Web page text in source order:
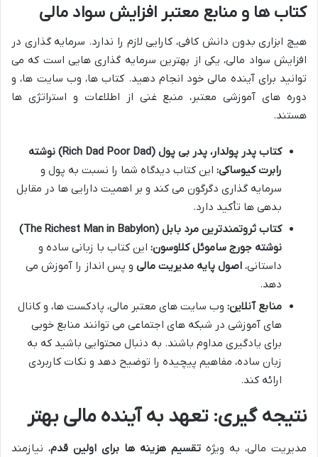
کتاب ها و منابع معتبر افزایش سواد مالی
هیچ ابزاری بدون دانش کافی، کارایی لازم را ندارد. سرمایه گذاری در
افزایش سواد مالی، یکی از بهترین سرمایه گذاری هایی است که می
توانید برای آینده مالی خود انجام دهید. کتاب ها، وب سایت ها، و
دوره های آموزشی معتبر، منبع غنی از اطلاعات و استراتژی ها
هستند.
کتاب پدر پولدار، پدر بی پول (Rich Dad Poor Dad) نوشته
رابرت کیوساکی: این کتاب دیدگاه شما را نسبت به پول و
سرمایه گذاری دگرگون می کند و بر اهمیت دارایی ها در مقابل
بدهی ها تأکید دارد.
کتاب ثروتمندترین مرد بابل (The Richest Man in Babylon)
نوشته جورج ساموئل کلاوسون: این کتاب با زبانی ساده و
داستانی، اصول پایه مدیریت مالی و پس انداز را آموزش می
دهد.
منابع آنلاین: وب سایت های معتبر مالی، پادکست ها، و کانال
های آموزشی در شبکه های اجتماعی می توانند منابع خوبی
برای یادگیری مداوم باشند. به دنبال محتوایی باشید که به
زبان ساده، مفاهیم پیچیده را توضیح دهد و نکات کاربردی
ارائه کند.
نتیجه گیری: تعهد به آینده مالی بهتر
مدیریت مالی، به ویژه تقسیم هزینه ها برای اولین قدم، نیازمند